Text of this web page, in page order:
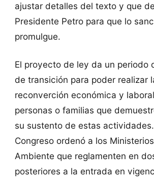
ajustar detalles del texto y que
Presidente Petro para que lo
promulgue.
El proyecto de ley da un periodo
de transición para poder realizar
reconverción económica y
personas o familias que
su sustento de estas
Congreso ordenó a los
Ambiente que reglamenten en
posteriores a la entrada en